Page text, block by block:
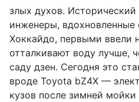
злых духов.
инженеры,
Хоккайдо, первыми ввели
отталкивают воду лучше,
саду дзен. Сегодня это
вроде Toyota bZ4X —
кузов после зимней мойки